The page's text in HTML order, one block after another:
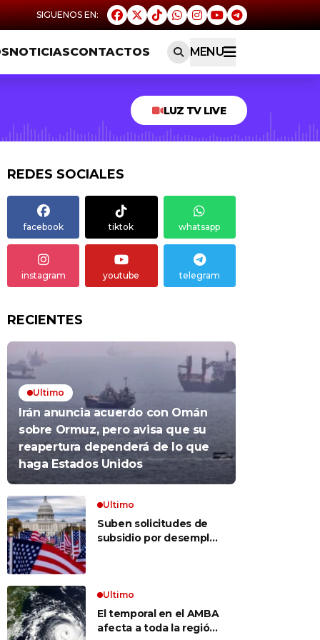
NOTICIASCONTACTOS MENU
LUZ TV LIVE
REDES SOCIALES
facebook tiktok whatsapp
instagram youtube telegram
RECIENTES
Ultimo
Irán anuncia acuerdo con Omán
sobre Ormuz, pero avisa que su
reapertura dependerá de lo que
haga Estados Unidos
Ultimo
Suben solicitudes de
subsidio por desempleo
Ultimo
El temporal en el AMBA
afecta a toda la región: